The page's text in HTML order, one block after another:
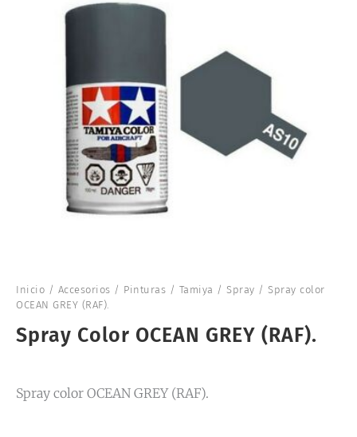
Inicio / Accesorios / Pinturas / Tamiya / Spray / Spray color
OCEAN GREY (RAF).
Spray Color OCEAN GREY (RAF).
Spray color OCEAN GREY (RAF).